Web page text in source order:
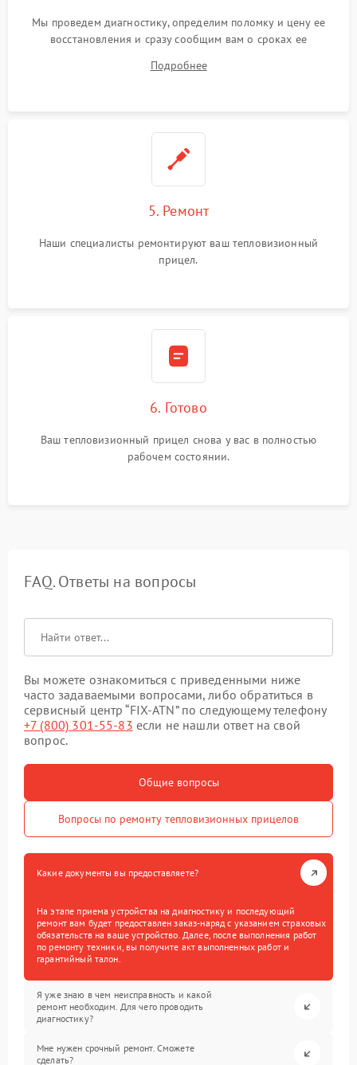
Мы проведем диагностику, определим поломку и цену ее
восстановления и сразу сообщим вам о сроках ее
Подробнее
5. Ремонт
Наши специалисты ремонтируют ваш тепловизионный
прицел.
6. Готово
Ваш тепловизионный прицел снова у вас в полностью
рабочем состоянии.
FAQ. Ответы на вопросы
Вы можете ознакомиться с приведенными ниже
часто задаваемыми вопросами, либо обратиться в
сервисный центр “FIX-ATN” по следующему телефону
+7 (800) 301-55-83 если не нашли ответ на свой
вопрос.
Общие вопросы
Вопросы по ремонту тепловизионных прицелов
Какие документы вы предоставляете?
На этапе приема устройства на диагностику и последующий
ремонт вам будет предоставлен заказ-наряд с указанием страховых
обязательств на ваше устройство. Далее, после выполнения работ
по ремонту техники, вы получите акт выполненных работ и
гарантийный талон.
Я уже знаю в чем неисправность и какой
ремонт необходим. Для чего проводить
диагностику?
Мне нужен срочный ремонт. Сможете
сделать?